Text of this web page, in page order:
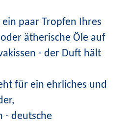
ein paar Tropfen Ihres
ätherische Öle auf
- der Duft hält
für ein ehrliches und
- deutsche